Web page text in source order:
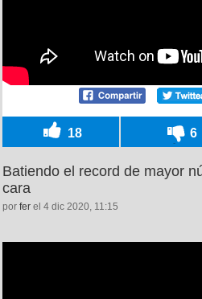
18 6
Batiendo el record de mayor
cara
por fer el 4 dic 2020, 11:15